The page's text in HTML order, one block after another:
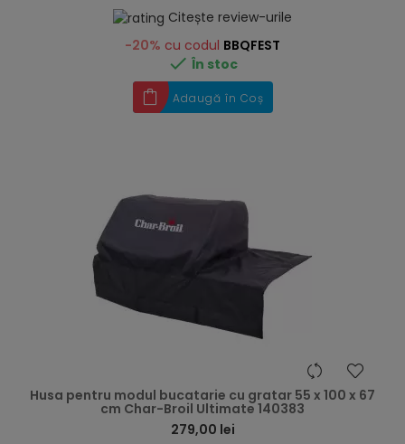
Citește review-urile
-20% cu codul BBQFEST
 În stoc
Adaugă în Coș
Husa pentru modul bucatarie cu gratar 55 x 100 x 67
cm Char-Broil Ultimate 140383
279,00 lei